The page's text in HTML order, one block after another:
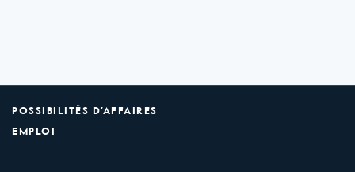
POSSIBILITÉS D’AFFAIRES
EMPLOI